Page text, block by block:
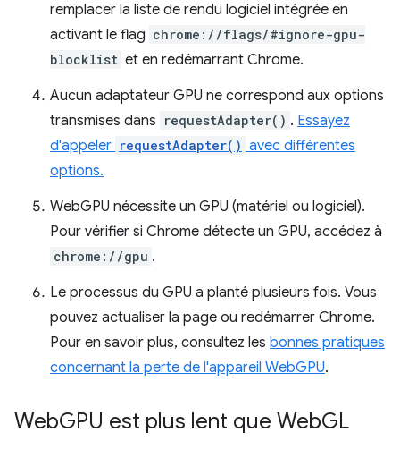
remplacer la liste de rendu logiciel intégrée en
activant le flag chrome://flags/#ignore-gpu-
blocklist et en redémarrant Chrome.
Aucun adaptateur GPU ne correspond aux options
transmises dans requestAdapter() . Essayez
d'appeler requestAdapter() avec différentes
options.
WebGPU nécessite un GPU (matériel ou logiciel).
Pour vérifier si Chrome détecte un GPU, accédez à
chrome://gpu .
Le processus du GPU a planté plusieurs fois. Vous
pouvez actualiser la page ou redémarrer Chrome.
Pour en savoir plus, consultez les bonnes pratiques
concernant la perte de l'appareil WebGPU.
WebGPU est plus lent que WebGL